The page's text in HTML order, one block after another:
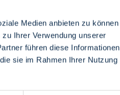
Medien anbieten zu können
Ihrer Verwendung unserer
führen diese Informationen
sie im Rahmen Ihrer Nutzung